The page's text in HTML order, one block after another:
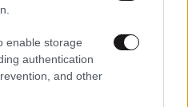
enable storage
authentication
and other
το θανατηφόρο
που το ΙΧ μπαίνει
πέθαναν γιος